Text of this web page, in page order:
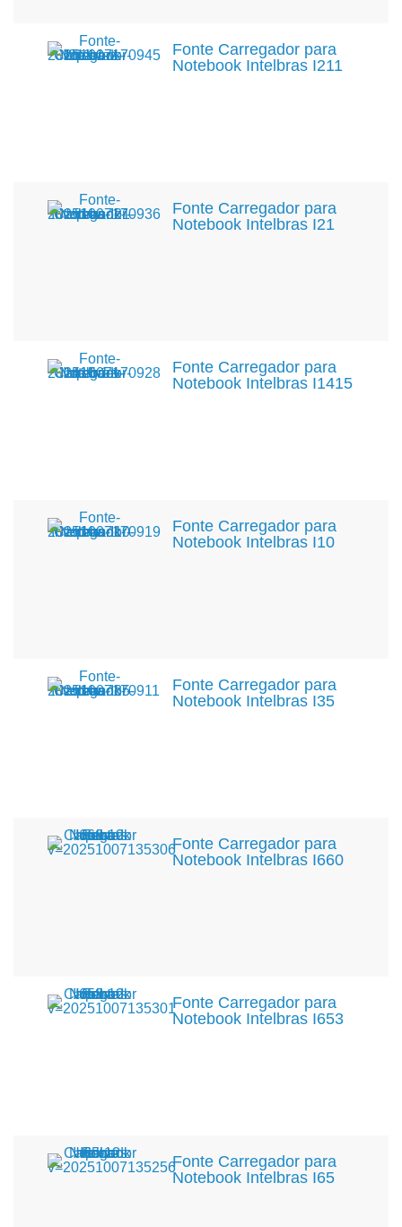
Fonte Carregador para
Notebook Intelbras I211
Fonte Carregador para
Notebook Intelbras I21
Fonte Carregador para
Notebook Intelbras I1415
Fonte Carregador para
Notebook Intelbras I10
Fonte Carregador para
Notebook Intelbras I35
Fonte Carregador para
Notebook Intelbras I660
Fonte Carregador para
Notebook Intelbras I653
Fonte Carregador para
Notebook Intelbras I65